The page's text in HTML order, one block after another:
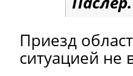
Приезд
ситуацией не